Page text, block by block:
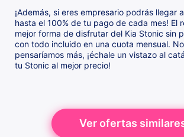
¡Además, si eres empresario podrás llegar
hasta el 100% de tu pago de cada mes! El
mejor forma de disfrutar del Kia Stonic sin
con todo incluido en una cuota mensual.
pensaríamos más, ¡échale un vistazo al
tu Stonic al mejor precio!
Ver ofertas